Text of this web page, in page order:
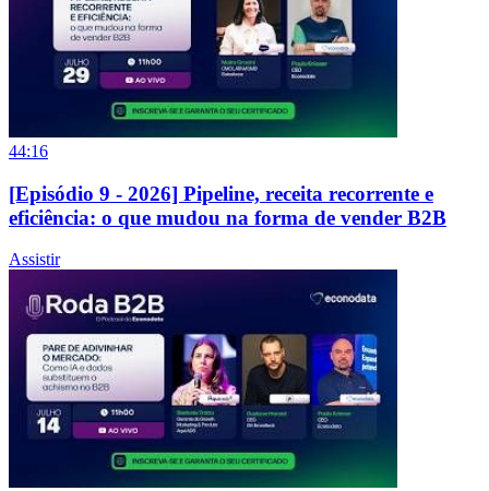
44:16
[Episódio 9 - 2026] Pipeline, receita recorrente e
eficiência: o que mudou na forma de vender B2B
Assistir